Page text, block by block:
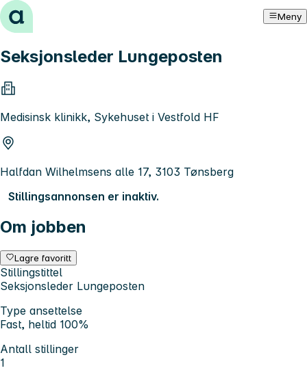
Hopp til innhold Meny
Seksjonsleder Lungeposten
Medisinsk klinikk, Sykehuset i Vestfold HF
Halfdan Wilhelmsens alle 17, 3103 Tønsberg
Stillingsannonsen er inaktiv.
Om jobben
Lagre favoritt
Stillingstittel
Seksjonsleder Lungeposten
Type ansettelse
Fast, heltid 100%
Antall stillinger
1